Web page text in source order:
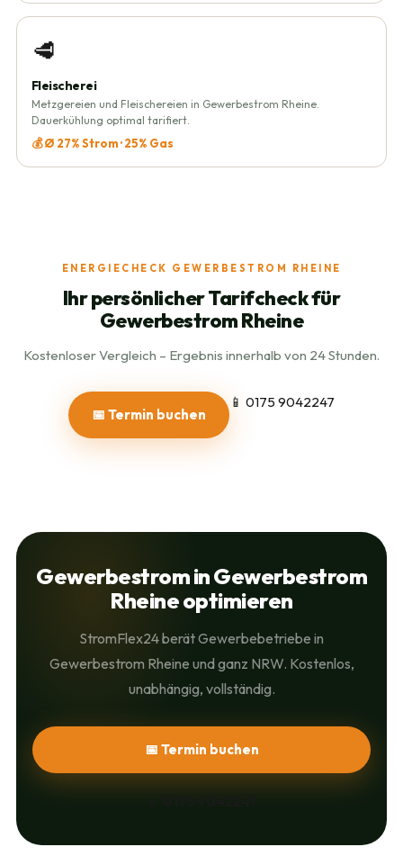
🥩
Fleischerei
Metzgereien und Fleischereien in Gewerbestrom Rheine.
Dauerkühlung optimal tarifiert.
💰 Ø 27% Strom · 25% Gas
ENERGIECHECK GEWERBESTROM RHEINE
Ihr persönlicher Tarifcheck für
Gewerbestrom Rheine
Kostenloser Vergleich – Ergebnis innerhalb von 24 Stunden.
📅 Termin buchen
📱 0175 9042247
Gewerbestrom in Gewerbestrom
Rheine optimieren
StromFlex24 berät Gewerbebetriebe in
Gewerbestrom Rheine und ganz NRW. Kostenlos,
unabhängig, vollständig.
📅 Termin buchen